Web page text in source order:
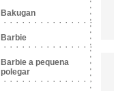
Bakugan
Barbie
Barbie a pequena
polegar